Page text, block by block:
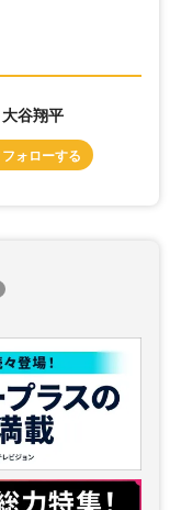
大谷翔平